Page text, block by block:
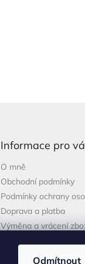
Odmítnout
Informace pro
O mně
Obchodní podmínky
Podmínky ochrany
Doprava a platba
Výměna a vrácení